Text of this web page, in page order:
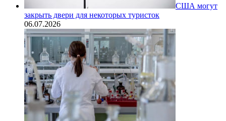
США могут
закрыть двери для некоторых туристок
06.07.2026